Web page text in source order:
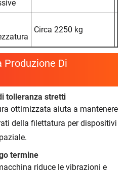
Circa 2250 kg
Produzione Di
tolleranza stretti
ottimizzata aiuta a mantenere
della filettatura per dispositivi
termine
riduce le vibrazioni e